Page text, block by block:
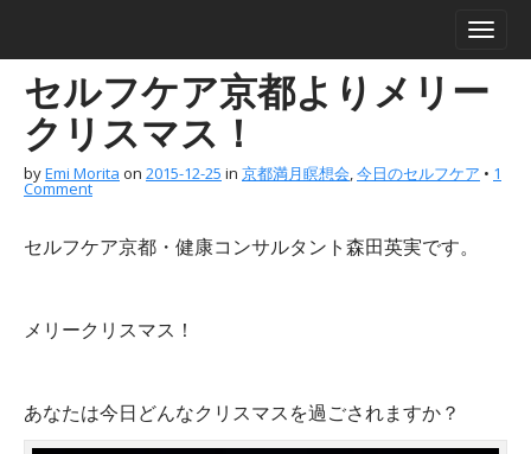
ii
セルフケア京都よりメリー
クリスマス！
byEmi Morita on 2015-12-25 in 京都満月瞑想会,今日のセルフケア • 1
Comment
セルフケア京都・健康コンサルタント森田英実です。
メリークリスマス！
あなたは今日どんなクリスマスを過ごされますか？